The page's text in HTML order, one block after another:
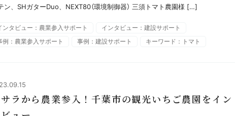
ン、SHガターDuo、NEXT80（環境制御器） 三須トマト農園様 […]
ンタビュー：農業参入サポート
インタビュー：建設サポート
例：農業参入サポート
事例：建設サポート キーワード：トマト
ラから農業参入！千葉市の観光いちご農園をイン